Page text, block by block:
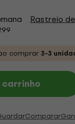
Rastreio
comprar3-3
Comparar